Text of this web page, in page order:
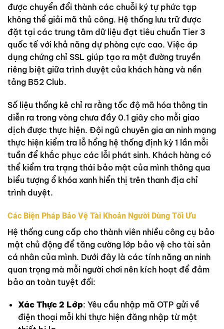
được chuyển đổi thành các chuỗi ký tự phức tạp
không thể giải mã thủ công. Hệ thống lưu trữ được
đặt tại các trung tâm dữ liệu đạt tiêu chuẩn Tier 3
quốc tế với khả năng dự phòng cực cao. Việc áp
dụng chứng chỉ SSL giúp tạo ra một đường truyền
riêng biệt giữa trình duyệt của khách hàng và nền
tảng B52 Club.
Số liệu thống kê chỉ ra rằng tốc độ mã hóa thông tin
diễn ra trong vòng chưa đầy 0.1 giây cho mỗi giao
dịch được thực hiện. Đội ngũ chuyên gia an ninh mạng
thực hiện kiểm tra lỗ hổng hệ thống định kỳ 1 lần mỗi
tuần để khắc phục các lỗi phát sinh. Khách hàng có
thể kiểm tra trạng thái bảo mật của mình thông qua
biểu tượng ổ khóa xanh hiển thị trên thanh địa chỉ
trình duyệt.
Các Biện Pháp Bảo Vệ Tài Khoản Người Dùng Tối Ưu
Hệ thống cung cấp cho thành viên nhiều công cụ bảo
mật chủ động để tăng cường lớp bảo vệ cho tài sản
cá nhân của mình. Dưới đây là các tính năng an ninh
quan trọng mà mỗi người chơi nên kích hoạt để đảm
bảo an toàn tuyệt đối:
Xác Thực 2 Lớp: Yêu cầu nhập mã OTP gửi về
điện thoại mỗi khi thực hiện đăng nhập từ một